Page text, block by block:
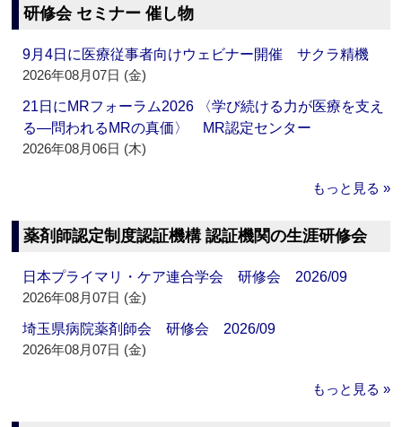
研修会 セミナー 催し物
9月4日に医療従事者向けウェビナー開催 サクラ精機
2026年08月07日 (金)
21日にMRフォーラム2026 〈学び続ける力が医療を支え
る―問われるMRの真価〉 MR認定センター
2026年08月06日 (木)
もっと見る »
薬剤師認定制度認証機構 認証機関の生涯研修会
日本プライマリ・ケア連合学会 研修会 2026/09
2026年08月07日 (金)
埼玉県病院薬剤師会 研修会 2026/09
2026年08月07日 (金)
もっと見る »